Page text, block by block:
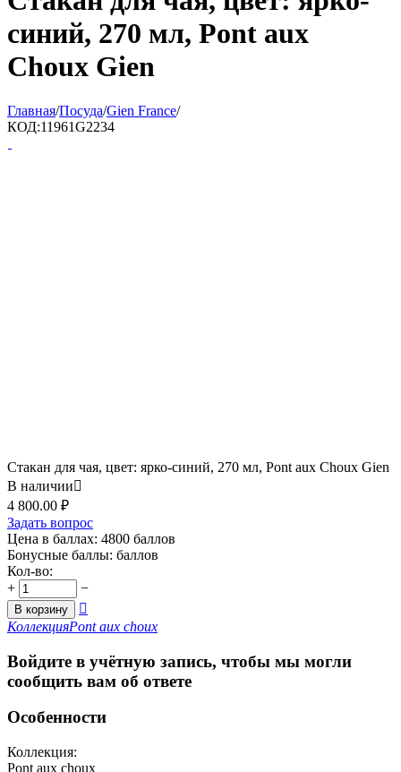
синий, 270 мл, Pont aux
Choux Gien
Главная/Посуда/Gien France/
КОД:11961G2234
Стакан для чая, цвет: ярко-синий, 270 мл, Pont aux Choux Gien
В наличии
4 800.00 ₽
Задать вопрос
Цена в баллах: 4800 баллов
Бонусные баллы: баллов
Кол-во:
+
−
В корзину

КоллекцияPont aux choux
Войдите в учётную запись, чтобы мы могли
сообщить вам об ответе
Особенности
Коллекция:
Pont aux choux